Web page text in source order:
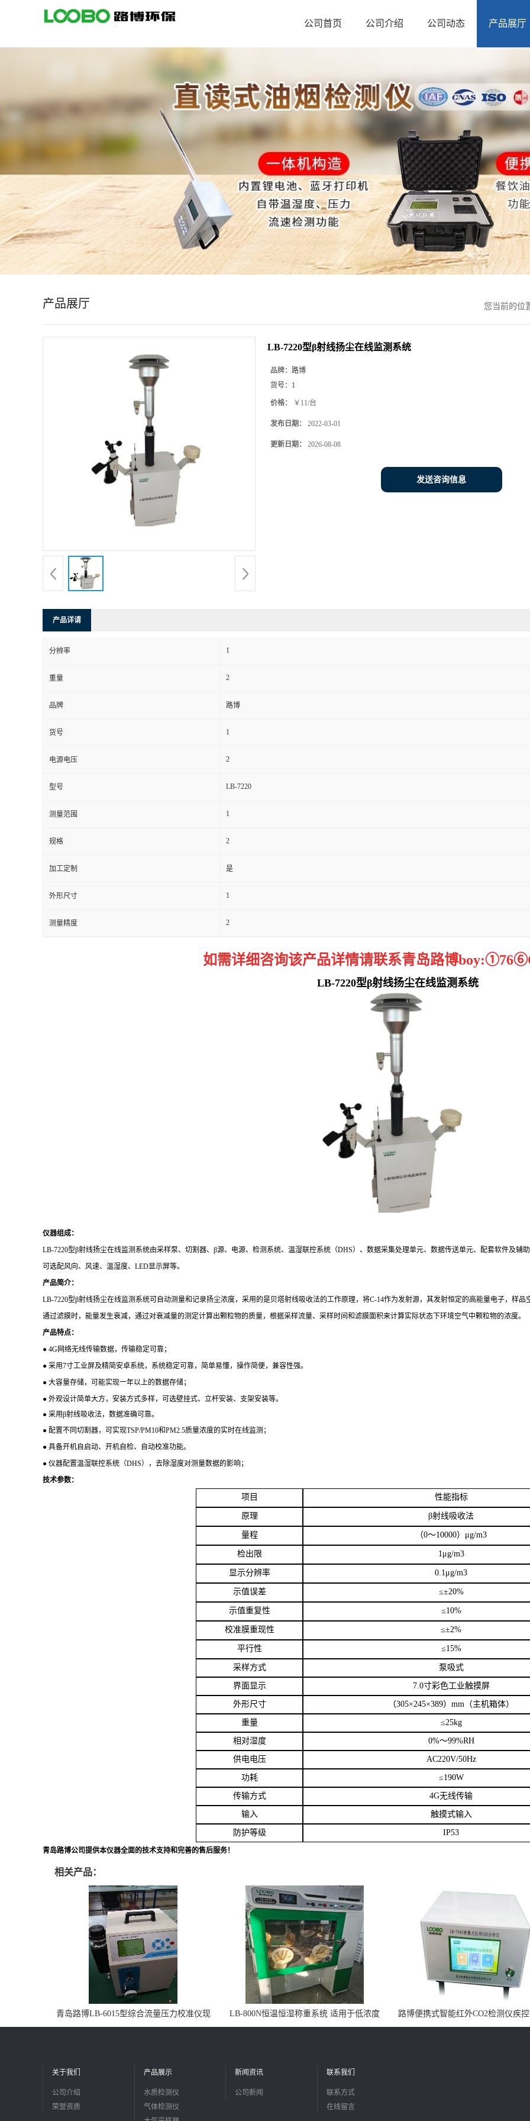
首
公司首页 公司介绍 公司动态 产品展厅
产品展厅 您当前的位
LB-7220型β射线扬尘在线监测系统
品牌： 路博
货号： 1
价格： ￥11/台
发布日期： 2022-03-01
更新日期： 2026-08-08
发送咨询信息
产品详请
分辨率 1
重量 2
品牌 路博
货号 1
电源电压 2
型号 LB-7220
测量范围 1
规格 2
加工定制 是
外形尺寸 1
测量精度 2
如需详细咨询该产品详情请联系青岛路博boy:①
LB-7220型β射线扬尘在线监测系统
仪器组成：
LB-7220型β射线扬尘在线监测系统由采样泵、切割器、 β源、电源、检测系统、温湿联控系统（DHS）、数据采集处理单元、数据传送单元、配套软件及辅助
可选配风向、风速、温湿度、 LED显示屏等。
产品简介：
LB-7220型β射线扬尘在线监测系统可自动测量和记录扬尘浓度，采用的是贝塔射线吸收法的工作原理，将C-14作为发射源，其发射恒定的高能量电子，样
通过滤膜时，能量发生衰减，通过对衰减量的测定计算出颗粒物的质量，根据采样流量、采样时间和滤膜面积来计算实际状态下环境空气中颗粒物的浓度。
产品特点：
● 4G网络无线传输数据，传输稳定可靠；
● 采用7寸工业屏及精简安卓系统，系统稳定可靠，简单易懂，操作简便，兼容性强。
● 大容量存储，可能实现一年以上的数据存储；
● 外观设计简单大方，安装方式多样，可选壁挂式、立杆安装、支架安装等。
● 采用β射线吸收法，数据准确可靠。
● 配置不同切割器，可实现TSP/PM10和PM2.5质量浓度的实时在线监测；
● 具备开机自启动、开机自检、自动校准功能。
● 仪器配置温湿联控系统（DHS），去除湿度对测量数据的影响；
技术参数：
项目 性能指标
原理 β射线吸收法
量程 （0～10000）μg/m3
检出限 1μg/m3
显示分辨率 0.1μg/m3
示值误差 ≤±20%
示值重复性 ≤10%
校准膜重现性 ≤±2%
平行性 ≤15%
采样方式 泵吸式
界面显示 7.0寸彩色工业触摸屏
外形尺寸 （305×245×389） mm （主机箱体）
重量 ≤25kg
相对湿度 0%～99%RH
供电电压 AC220V/50Hz
功耗 ≤190W
传输方式 4G无线传输
输入 触摸式输入
防护等级 IP53
青岛路博公司提供本仪器全面的技术支持和完善的售后服务！
相关产品：
青岛路博LB-6015型综合流量压力校准仪现
货
LB-800N恒温恒湿称重系统 适用于低浓度
烟尘采样滤膜烘干后使用
路博便携式智能红外CO2检测仪疾
所LB-7402
关于我们
公司介绍
荣誉资质
产品展示
水质检测仪
气体检测仪
新闻资讯
公司新闻
联系我们
联系方式
在线留言